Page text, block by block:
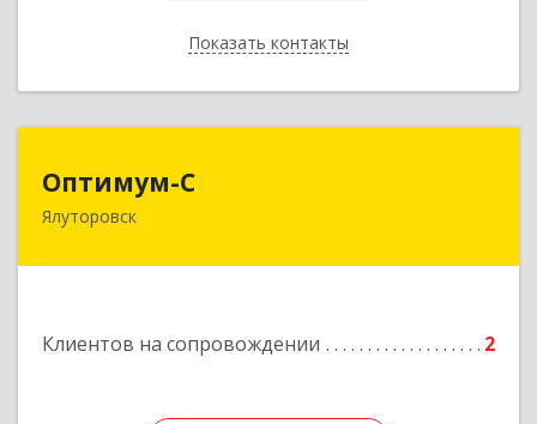
Показать контакты
Назад
Оптимум-С
Ялуторовск
Клиентов на сопровождении 2